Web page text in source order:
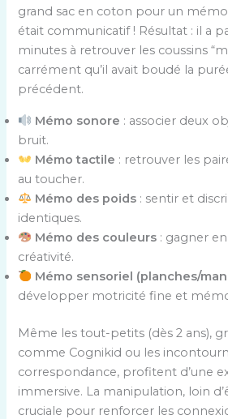
grand sac en coton pour un
était communicatif ! Résultat : il a
minutes à retrouver les coussins
carrément qu’il avait boudé la
précédent.
Mémo sonore : associer deux
bruit.
Mémo tactile : retrouver les
au toucher.
Mémo des poids : sentir et
identiques.
Mémo des couleurs : gagner
créativité.
Mémo sensoriel (planches/
développer motricité fine et
Même les tout-petits (dès 2 ans),
comme Cognikid ou les
correspondance, profitent d’une
immersive. La manipulation, loin
cruciale pour renforcer les